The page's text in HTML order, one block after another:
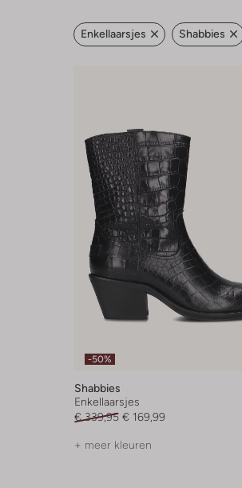
Enkellaarsjes Shabbies
-50%
Shabbies
Enkellaarsjes
€ 339,95 € 169,99
+ meer kleuren